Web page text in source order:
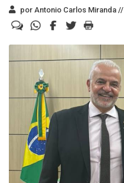
por Antonio Carlos Miranda //